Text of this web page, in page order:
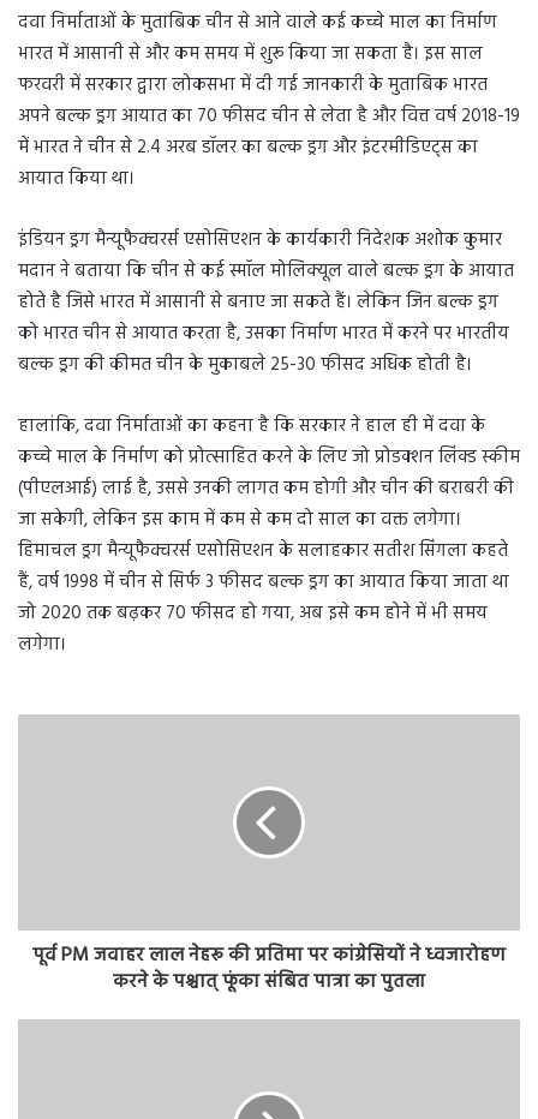
दवा निर्माताओं के मुताबिक चीन से आने वाले कई कच्चे माल का निर्माण
भारत में आसानी से और कम समय में शुरू किया जा सकता है। इस साल
फरवरी में सरकार द्वारा लोकसभा में दी गई जानकारी के मुताबिक भारत
अपने बल्क ड्रग आयात का 70 फीसद चीन से लेता है और वित्त वर्ष 2018-19
में भारत ने चीन से 2.4 अरब डॉलर का बल्क ड्रग और इंटरमीडिएट्स का
आयात किया था।
इंडियन ड्रग मैन्यूफैक्चरर्स एसोसिएशन के कार्यकारी निदेशक अशोक कुमार
मदान ने बताया कि चीन से कई स्मॉल मोलिक्यूल वाले बल्क ड्रग के आयात
होते है जिसे भारत में आसानी से बनाए जा सकते हैं। लेकिन जिन बल्क ड्रग
को भारत चीन से आयात करता है, उसका निर्माण भारत में करने पर भारतीय
बल्क ड्रग की कीमत चीन के मुकाबले 25-30 फीसद अधिक होती है।
हालांकि, दवा निर्माताओं का कहना है कि सरकार ने हाल ही में दवा के
कच्चे माल के निर्माण को प्रोत्साहित करने के लिए जो प्रोडक्शन लिंक्ड स्कीम
(पीएलआई) लाई है, उससे उनकी लागत कम होगी और चीन की बराबरी की
जा सकेगी, लेकिन इस काम में कम से कम दो साल का वक्त लगेगा।
हिमाचल ड्रग मैन्यूफैक्चरर्स एसोसिएशन के सलाहकार सतीश सिंगला कहते
हैं, वर्ष 1998 में चीन से सिर्फ 3 फीसद बल्क ड्रग का आयात किया जाता था
जो 2020 तक बढ़कर 70 फीसद हो गया, अब इसे कम होने में भी समय
लगेगा।
पूर्व PM जवाहर लाल नेहरू की प्रतिमा पर कांग्रेसियों ने ध्वजारोहण
करने के पश्चात् फूंका संबित पात्रा का पुतला